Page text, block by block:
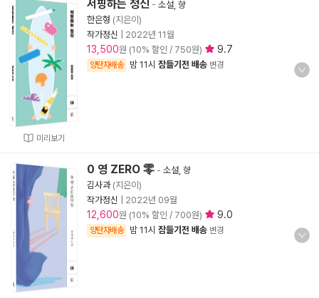
미리보기
서핑하는 정신 - 소설, 향
한은형 (지은이)
작가정신
2022년 11월
13,500원 (10% 할인 / 750원) 9.7
양탄자배송 밤 11시 잠들기전 배송 변경
0 영 ZERO 零 - 소설, 향
김사과(지은이)
작가정신
2022년 09월
12,600원 (10% 할인 / 700원) 9.0
양탄자배송 밤 11시 잠들기전 배송 변경